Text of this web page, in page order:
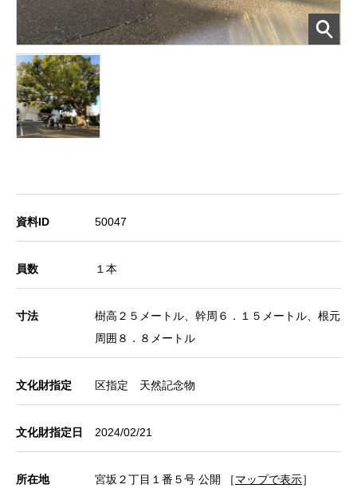
資料ID 50047
員数 １本
寸法
樹高２５メートル、幹周６．１５メートル、根元
周囲８．８メートル
文化財指定 区指定 天然記念物
文化財指定日 2024/02/21
所在地 宮坂２丁目１番５号 公開 ［マップで表示］